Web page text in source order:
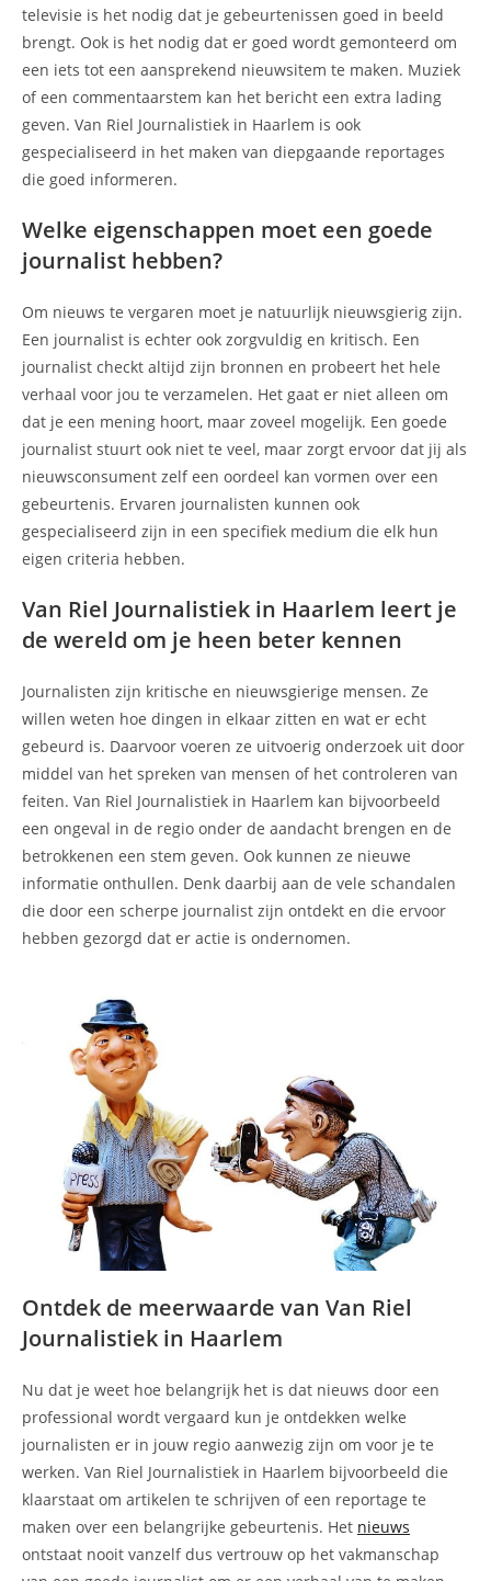
televisie is het nodig dat je gebeurtenissen goed in beeld
brengt. Ook is het nodig dat er goed wordt gemonteerd om
een iets tot een aansprekend nieuwsitem te maken. Muziek
of een commentaarstem kan het bericht een extra lading
geven. Van Riel Journalistiek in Haarlem is ook
gespecialiseerd in het maken van diepgaande reportages
die goed informeren.
Welke eigenschappen moet een goede
journalist hebben?
Om nieuws te vergaren moet je natuurlijk nieuwsgierig zijn.
Een journalist is echter ook zorgvuldig en kritisch. Een
journalist checkt altijd zijn bronnen en probeert het hele
verhaal voor jou te verzamelen. Het gaat er niet alleen om
dat je een mening hoort, maar zoveel mogelijk. Een goede
journalist stuurt ook niet te veel, maar zorgt ervoor dat jij als
nieuwsconsument zelf een oordeel kan vormen over een
gebeurtenis. Ervaren journalisten kunnen ook
gespecialiseerd zijn in een specifiek medium die elk hun
eigen criteria hebben.
Van Riel Journalistiek in Haarlem leert je
de wereld om je heen beter kennen
Journalisten zijn kritische en nieuwsgierige mensen. Ze
willen weten hoe dingen in elkaar zitten en wat er echt
gebeurd is. Daarvoor voeren ze uitvoerig onderzoek uit door
middel van het spreken van mensen of het controleren van
feiten. Van Riel Journalistiek in Haarlem kan bijvoorbeeld
een ongeval in de regio onder de aandacht brengen en de
betrokkenen een stem geven. Ook kunnen ze nieuwe
informatie onthullen. Denk daarbij aan de vele schandalen
die door een scherpe journalist zijn ontdekt en die ervoor
hebben gezorgd dat er actie is ondernomen.
Ontdek de meerwaarde van Van Riel
Journalistiek in Haarlem
Nu dat je weet hoe belangrijk het is dat nieuws door een
professional wordt vergaard kun je ontdekken welke
journalisten er in jouw regio aanwezig zijn om voor je te
werken. Van Riel Journalistiek in Haarlem bijvoorbeeld die
klaarstaat om artikelen te schrijven of een reportage te
maken over een belangrijke gebeurtenis. Het nieuws
ontstaat nooit vanzelf dus vertrouw op het vakmanschap